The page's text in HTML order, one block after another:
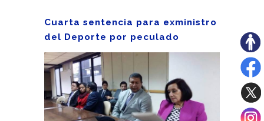
Cuarta sentencia para exministro
del Deporte por peculado ​